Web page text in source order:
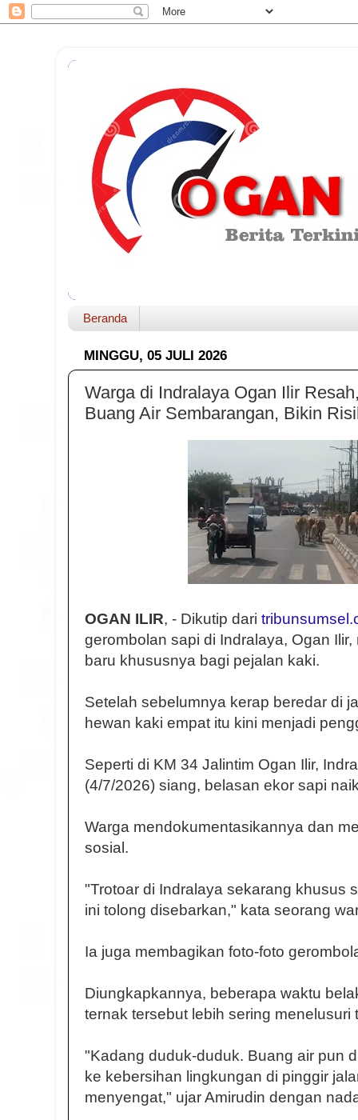
Beranda
MINGGU, 05 JULI 2026
Warga di Indralaya Ogan Ilir
Buang Air Sembarangan, Bikin
OGAN ILIR, - Dikutip dari
gerombolan sapi di Indralaya, Ogan
baru khususnya bagi pejalan kaki.
Setelah sebelumnya kerap beredar di
hewan kaki empat itu kini menjadi
Seperti di KM 34 Jalintim Ogan Ilir,
(4/7/2026) siang, belasan ekor sapi
Warga mendokumentasikannya dan
sosial.
"Trotoar di Indralaya sekarang khusus
ini tolong disebarkan," kata seorang
Ia juga membagikan foto-foto
Diungkapkannya, beberapa waktu
ternak tersebut lebih sering menelusuri
"Kadang duduk-duduk. Buang air pun
ke kebersihan lingkungan di pinggir
menyengat," ujar Amirudin dengan